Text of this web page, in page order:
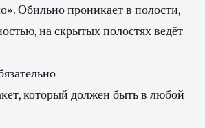
Обильно проникает в полости,
на скрытых полостях ведёт
который должен быть в любой